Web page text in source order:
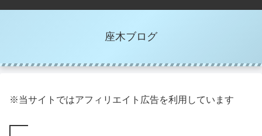
座木ブログ
※当サイトではアフィリエイト広告を利用しています